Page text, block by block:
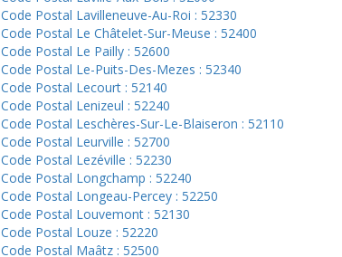
Code Postal Lavilleneuve-Au-Roi : 52330
Code Postal Le Châtelet-Sur-Meuse : 52400
Code Postal Le Pailly : 52600
Code Postal Le-Puits-Des-Mezes : 52340
Code Postal Lecourt : 52140
Code Postal Lenizeul : 52240
Code Postal Leschères-Sur-Le-Blaiseron : 52110
Code Postal Leurville : 52700
Code Postal Lezéville : 52230
Code Postal Longchamp : 52240
Code Postal Longeau-Percey : 52250
Code Postal Louvemont : 52130
Code Postal Louze : 52220
Code Postal Maâtz : 52500